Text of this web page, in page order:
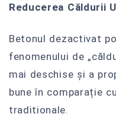
Reducerea Căldurii
Betonul dezactivat
fenomenului de
mai deschise și a
bune în comparație
tradiționale.